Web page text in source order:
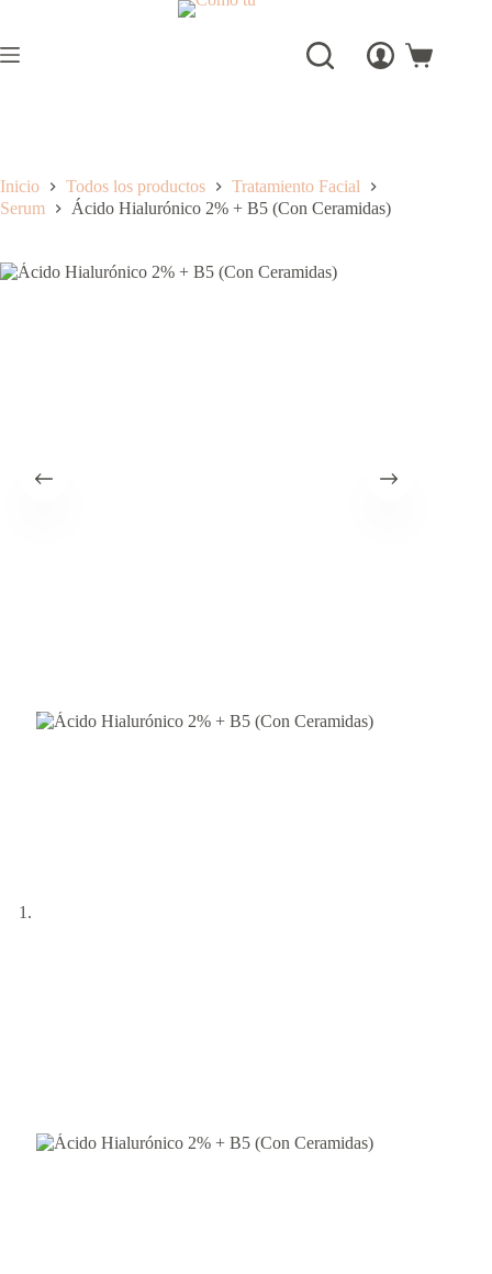
contenido
Carro
Inicio Todos los productos
Tratamiento Facial
Serum
Ácido Hialurónico 2% + B5 (Con Ceramidas)